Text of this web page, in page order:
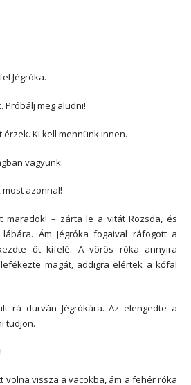
Jégróka.
Próbálj meg aludni!
érzek. Ki kell mennünk innen.
vagyunk.
most azonnal!
maradok! – zárta le a vitát Rozsda, és
Ám Jégróka fogaival ráfogott a
őt kifelé. A vörös róka annyira
magát, addigra elértek a kőfal
rá durván Jégrókára. Az elengedte a
tudjon.
volna vissza a vacokba, ám a fehér róka